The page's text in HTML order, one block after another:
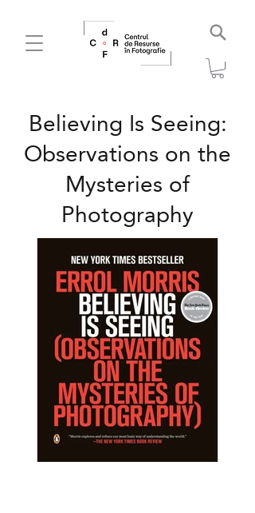
Believing Is Seeing:
Observations on the
Mysteries of
Photography